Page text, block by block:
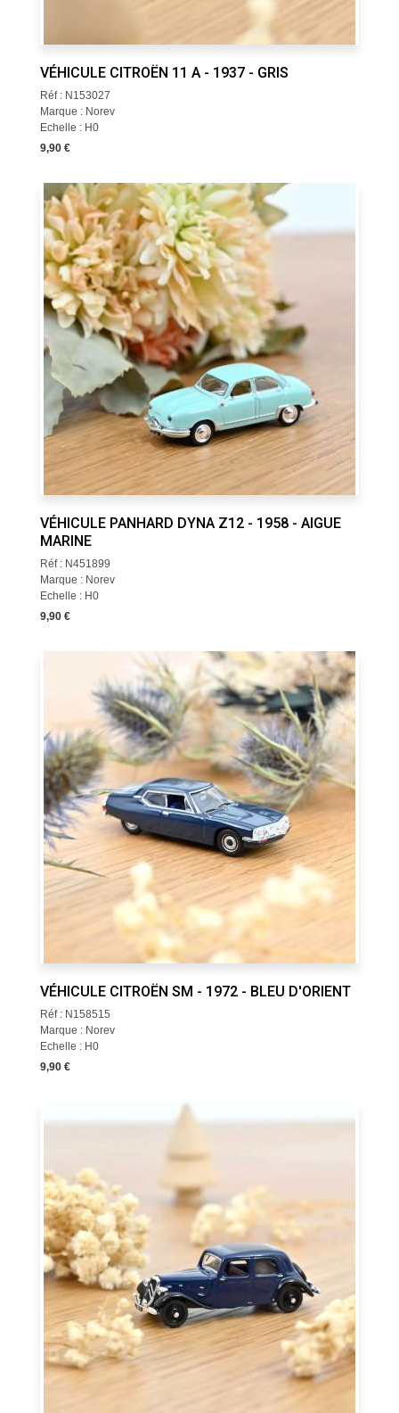
VÉHICULE CITROËN 11 A - 1937 - GRIS
Réf : N153027
Marque : Norev
Echelle : H0
9,90 €
VÉHICULE PANHARD DYNA Z12 - 1958 - AIGUE
MARINE
Réf : N451899
Marque : Norev
Echelle : H0
9,90 €
VÉHICULE CITROËN SM - 1972 - BLEU D'ORIENT
Réf : N158515
Marque : Norev
Echelle : H0
9,90 €